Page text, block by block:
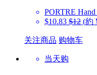
PORTRE Hand
$10.83 $12 (約
关注商品 购物车
当天购